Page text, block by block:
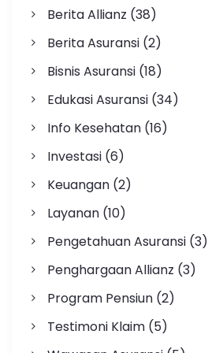
Berita Allianz (38)
Berita Asuransi(2)
Bisnis Asuransi(18)
Edukasi Asuransi(34)
Info Kesehatan(16)
Investasi(6)
Keuangan(2)
Layanan(10)
Pengetahuan Asuransi(3)
Penghargaan Allianz (3)
Program Pensiun(2)
Testimoni Klaim(5)